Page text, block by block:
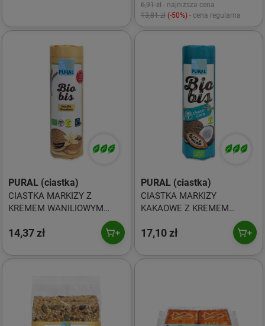
6,91 zł - najniższa cena
13,81 zł (-50%) - cena regularna
PURAL (ciastka)
CIASTKA MARKIZY Z
KREMEM WANILIOWYM
WEGAŃSKIE FAIR TRADE BIO
320 g - PURAL (BIO BIS)
14,37 zł
PURAL (ciastka)
CIASTKA MARKIZY
KAKAOWE Z KREMEM
KOKOSOWYM WEGAŃSKIE
BIO 300 g - PURAL (BIO BIS)
17,10 zł